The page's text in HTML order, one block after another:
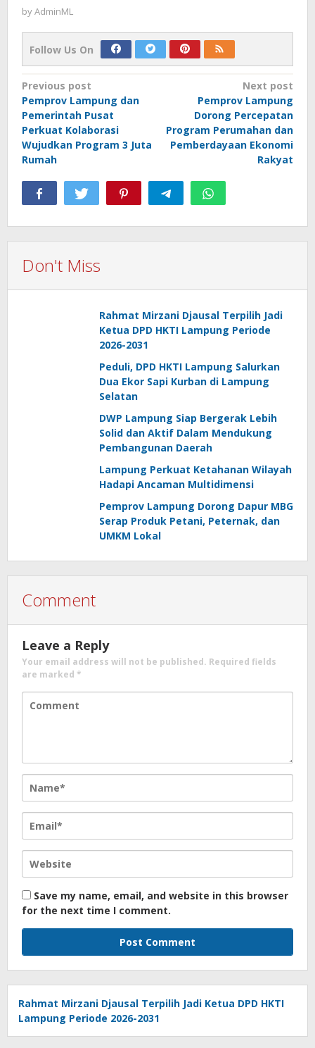
byAdminML
Follow Us On
Post
navigation
Previous post
Pemprov Lampung dan
Pemerintah Pusat
Perkuat Kolaborasi
Wujudkan Program 3 Juta
Rumah
Next post
Pemprov Lampung
Dorong Percepatan
Program Perumahan dan
Pemberdayaan Ekonomi
Rakyat
Don't Miss
Rahmat Mirzani Djausal Terpilih Jadi
Ketua DPD HKTI Lampung Periode
2026-2031
Peduli, DPD HKTI Lampung Salurkan
Dua Ekor Sapi Kurban di Lampung
Selatan
DWP Lampung Siap Bergerak Lebih
Solid dan Aktif Dalam Mendukung
Pembangunan Daerah
Lampung Perkuat Ketahanan Wilayah
Hadapi Ancaman Multidimensi
Pemprov Lampung Dorong Dapur MBG
Serap Produk Petani, Peternak, dan
UMKM Lokal
Comment
Leave a Reply
Your email address will not be published. Required fields
are marked *
Save my name, email, and website in this browser
for the next time I comment.
Rahmat Mirzani Djausal Terpilih Jadi Ketua DPD HKTI
Lampung Periode 2026-2031